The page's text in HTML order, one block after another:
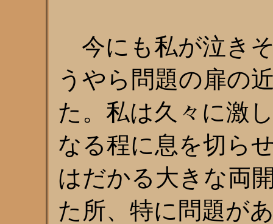
今にも私が泣き
うやら問題の扉の
た。私は久々に激
なる程に息を切ら
はだかる大きな両
た所、特に問題が